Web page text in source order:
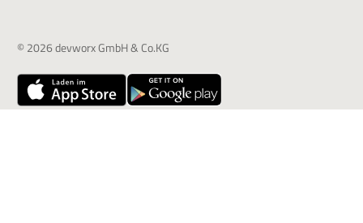
© 2026 devworx GmbH & Co.KG